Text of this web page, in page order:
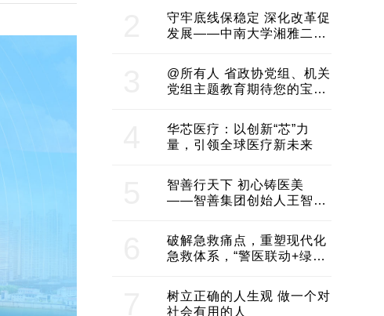
守牢底线保稳定 深化改革促
发展——中南大学湘雅二医
@所有人 省政协党组、机关
党组主题教育期待您的宝贵
华芯医疗：以创新“芯”力
量，引领全球医疗新未来
智善行天下 初心铸医美
——智善集团创始人王智带
建医美产业良性生态圈
破解急救痛点，重塑现代化
急救体系，“警医联动+绿波
树立正确的人生观 做一个对
社会有用的人